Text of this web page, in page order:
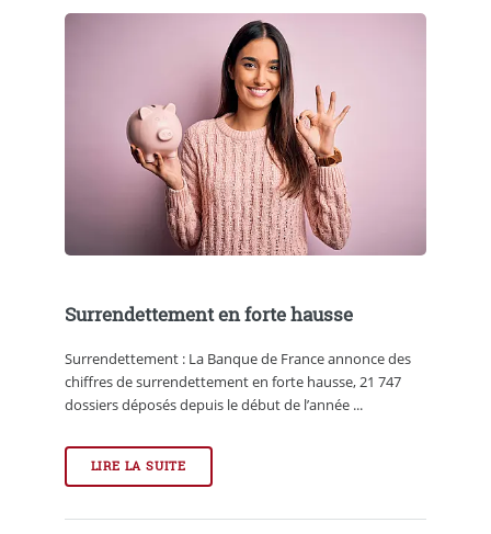
Surrendettement en forte hausse
Surrendettement : La Banque de France annonce des
chiffres de surrendettement en forte hausse, 21 747
dossiers déposés depuis le début de l’année ...
LIRE LA SUITE